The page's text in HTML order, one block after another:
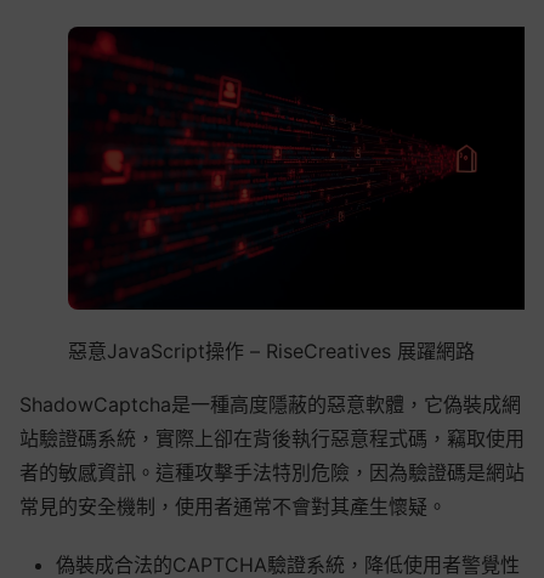
惡意JavaScript操作 – RiseCreatives 展躍網路
ShadowCaptcha是一種高度隱蔽的惡意軟體，它偽裝成網
站驗證碼系統，實際上卻在背後執行惡意程式碼，竊取使用
者的敏感資訊。這種攻擊手法特別危險，因為驗證碼是網站
常見的安全機制，使用者通常不會對其產生懷疑。
偽裝成合法的CAPTCHA驗證系統，降低使用者警覺性